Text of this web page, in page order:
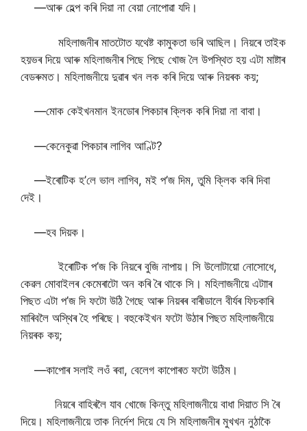
—আৰু হেল্প কৰি দিয়া না বেয়া নোপোৱা যদি।
মহিলাজনীৰ মাতটোত যথেষ্ট কামুকতা ভৰি আছিল। নিয়ৰে তাইক
হয়ভৰ দিয়ে আৰু মহিলাজনীৰ পিছে পিছে খোজ লৈ উপস্থিত হয় এটা মাষ্টাৰ
বেডৰুমত। মহিলাজনীয়ে দুৱাৰ খন লক কৰি দিয়ে আৰু নিয়ৰক কয়;
—মোক কেইখনমান ইনডোৰ পিকচাৰ ক্লিক কৰি দিয়া না বাবা।
—কেনেকুৱা পিকচাৰ লাগিব আণ্টি?
—ইৰোটিক হ’লে ভাল লাগিব, মই প’জ দিম, তুমি ক্লিক কৰি দিবা
দেই।
—হব দিয়ক।
ইৰোটিক প’জ কি নিয়ৰে বুজি নাপায়। সি উলোটায়ো নোসোধে,
কেৱল মোবাইলৰ কেমেৰাটো অন কৰি ৰৈ থাকে সি। মহিলাজনীয়ে এটাাৰ
পিছত এটা প’জ দি ফটো উঠি গৈছে আৰু নিয়ৰৰ বাৰীডালে বীৰ্যৰ ফিচকাৰি
মাৰিবলৈ অস্থিৰ হৈ পৰিছে। বহুকেইখন ফটো উঠাৰ পিছত মহিলাজনীয়ে
নিয়ৰক কয়;
—কাপোৰ সলাই লওঁ ৰবা, বেলেগ কাপোৰত ফটো উঠিম।
নিয়ৰে বাহিৰলৈ যাব খোজে কিন্তু মহিলাজনীয়ে বাধা দিয়াত সি ৰৈ
দিয়ে। মহিলাজনীয়ে তাক নিৰ্দেশ দিয়ে যে সি মহিলাজনীৰ মুখখন নুঠাকৈ